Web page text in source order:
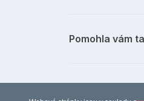
Pomohla vám